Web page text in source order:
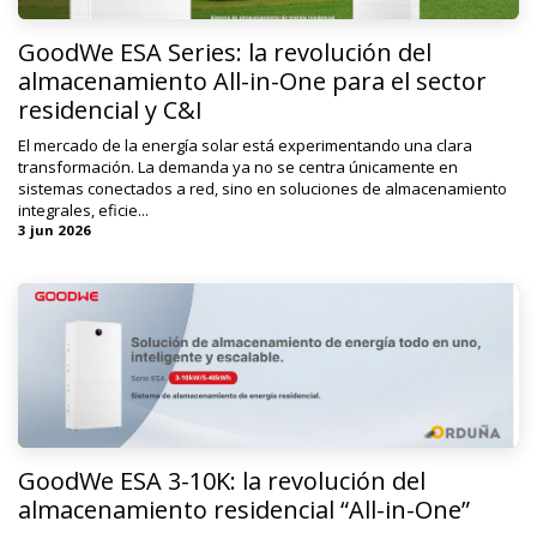
GoodWe ESA Series: la revolución del
almacenamiento All-in-One para el sector
residencial y C&I
El mercado de la energía solar está experimentando una clara
transformación. La demanda ya no se centra únicamente en
sistemas conectados a red, sino en soluciones de almacenamiento
integrales, eficie...
3 jun 2026
GoodWe ESA 3-10K: la revolución del
almacenamiento residencial “All-in-One”